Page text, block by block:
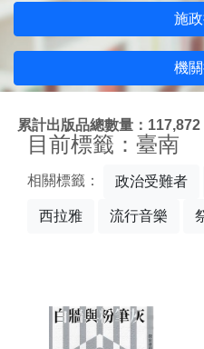
施
機
累計出版品總數量：117,872
目前標籤：臺南
相關標籤： 政治受難者
西拉雅 流行音樂